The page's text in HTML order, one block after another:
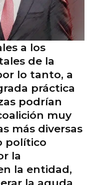
a los
de la
lo tanto, a
práctica
podrían
muy
más diversas
político
la
la entidad,